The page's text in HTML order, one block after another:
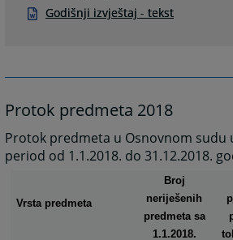
Godišnji izvještaj - tekst
Protok predmeta 2018
Protok predmeta u Osnovnom
period od 1.1.2018. do 31.12.2018.
Vrsta predmeta
Broj
neriješenih
predmeta sa
1.1.2018.